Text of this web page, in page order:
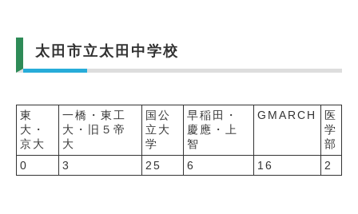
太田市立太田中学校
東
大・
京大
一橋・東工
大・旧５帝
大
国公
立大
学
早稲田・
慶應・上
智
GMARCH
医
学
部
0
3 25 6 16 2